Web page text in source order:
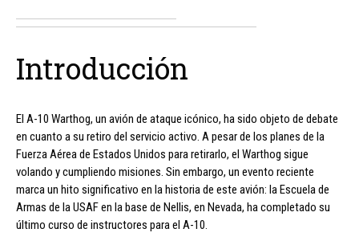
Introducción
El A-10 Warthog, un avión de ataque icónico, ha sido objeto de debate
en cuanto a su retiro del servicio activo. A pesar de los planes de la
Fuerza Aérea de Estados Unidos para retirarlo, el Warthog sigue
volando y cumpliendo misiones. Sin embargo, un evento reciente
marca un hito significativo en la historia de este avión: la Escuela de
Armas de la USAF en la base de Nellis, en Nevada, ha completado su
último curso de instructores para el A-10.